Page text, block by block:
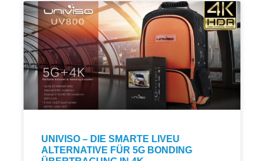
UNIVISO – DIE SMARTE LIVEU
ALTERNATIVE FÜR 5G BONDING